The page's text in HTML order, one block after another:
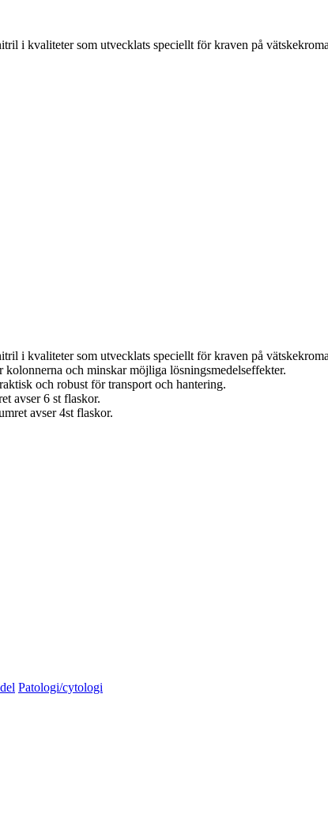
i kvaliteter som utvecklats speciellt för kraven på
i kvaliteter som utvecklats speciellt för kraven på
och minskar möjliga lösningsmedelseffekter.
och robust för transport och hantering.
avser 6 st flaskor.
avser 4st flaskor.
Patologi/cytologi